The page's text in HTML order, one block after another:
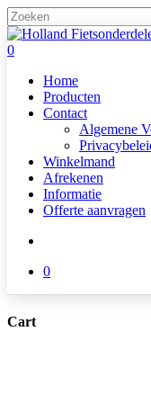
Skip
to
main
Close
Search
search
0
Home
Producten
Contact
Algemene
Winkelmand
Afrekenen
Informatie
Offerte aanvragen
0
Cart